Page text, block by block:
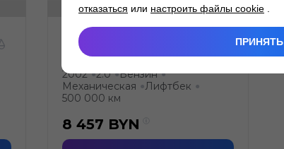
Ford Mondeo
2002 ●2.0 ●Бензин ●
Механическая ●Лифтбек ●
500 000 км
8 457 BYN
отказаться или настроить файлы cookie
ПРИНЯТЬ